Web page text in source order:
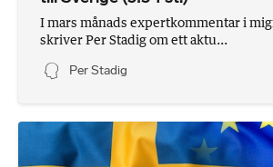
I mars månads expertkommentar i
skriver Per Stadig om ett aktu...
Per Stadig